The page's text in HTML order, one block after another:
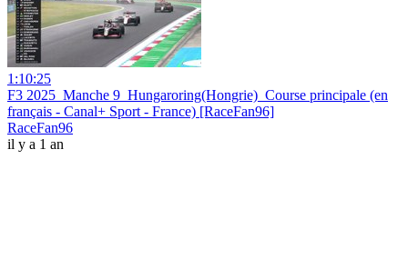
1:10:25
F3 2025_Manche 9_Hungaroring(Hongrie)_Course principale (en
français - Canal+ Sport - France) [RaceFan96]
RaceFan96
il y a 1 an